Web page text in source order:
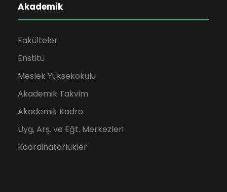
Akademik
Fakülteler
Enstitü
Meslek Yüksekokulu
Akademik Takvim
Akademik Kadro
Uyg, Arş. ve Eğt. Merkezleri
Koordinatörlükler